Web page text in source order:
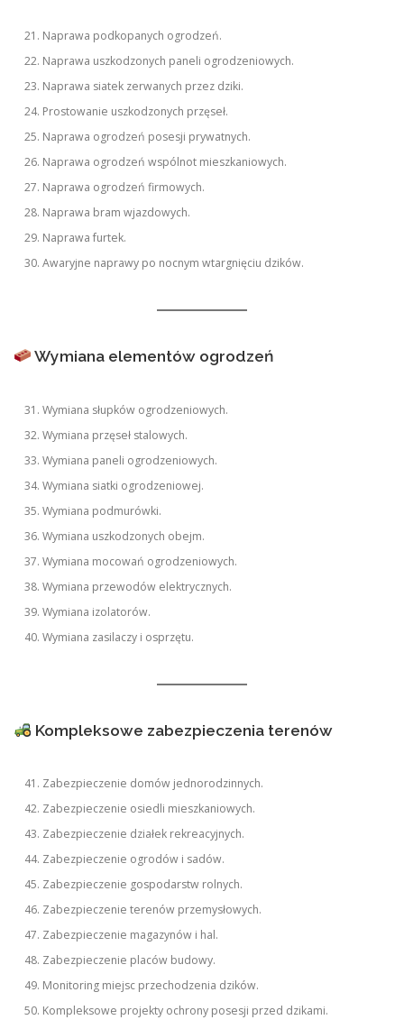
Naprawa podkopanych ogrodzeń.
Naprawa uszkodzonych paneli ogrodzeniowych.
Naprawa siatek zerwanych przez dziki.
Prostowanie uszkodzonych przęseł.
Naprawa ogrodzeń posesji prywatnych.
Naprawa ogrodzeń wspólnot mieszkaniowych.
Naprawa ogrodzeń firmowych.
Naprawa bram wjazdowych.
Naprawa furtek.
Awaryjne naprawy po nocnym wtargnięciu dzików.
Wymiana elementów ogrodzeń
Wymiana słupków ogrodzeniowych.
Wymiana przęseł stalowych.
Wymiana paneli ogrodzeniowych.
Wymiana siatki ogrodzeniowej.
Wymiana podmurówki.
Wymiana uszkodzonych obejm.
Wymiana mocowań ogrodzeniowych.
Wymiana przewodów elektrycznych.
Wymiana izolatorów.
Wymiana zasilaczy i osprzętu.
Kompleksowe zabezpieczenia terenów
Zabezpieczenie domów jednorodzinnych.
Zabezpieczenie osiedli mieszkaniowych.
Zabezpieczenie działek rekreacyjnych.
Zabezpieczenie ogrodów i sadów.
Zabezpieczenie gospodarstw rolnych.
Zabezpieczenie terenów przemysłowych.
Zabezpieczenie magazynów i hal.
Zabezpieczenie placów budowy.
Monitoring miejsc przechodzenia dzików.
Kompleksowe projekty ochrony posesji przed dzikami.